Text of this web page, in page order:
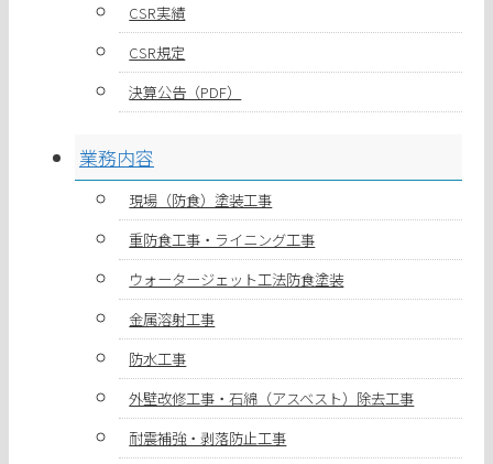
CSR実績
CSR規定
決算公告（PDF）
業務内容
現場（防食）塗装工事
重防食工事・ライニング工事
ウォータージェット工法防食塗装
金属溶射工事
防水工事
外壁改修工事・石綿（アスベスト）除去工事
耐震補強・剥落防止工事